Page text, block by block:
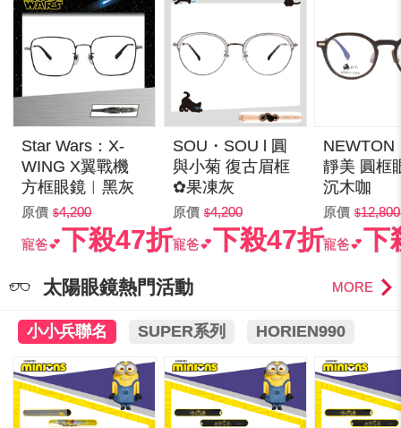
Star Wars：X-
WING X翼戰機
方框眼鏡︱黑灰
原價 4,200
寵爸💕下殺47折
SOU・SOU l 圓
與小菊 復古眉框
✿果凍灰
原價 4,200
寵爸💕下殺47折
靜美 圓框
沉木咖
原價 12,800
寵爸💕下
太陽眼鏡熱門活動 MORE
小小兵聯名 SUPER系列 HORIEN990